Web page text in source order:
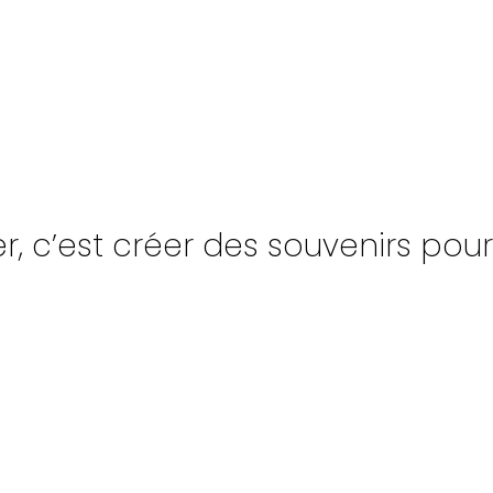
c’est créer des souvenirs